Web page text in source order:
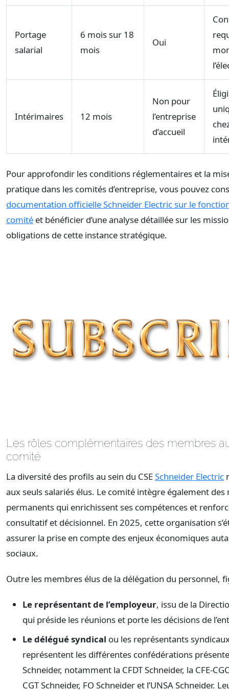
Portage
salarial
6 mois sur 18
mois
Oui
Intérimaires 12 mois
Non pour
l’entreprise
d’accueil
Pour approfondir les conditions réglementaires et la
pratique dans les comités d’entreprise, vous pouvez
documentation officielle Schneider Electric sur le
comité et bénéficier d’une analyse détaillée sur les
obligations de cette instance stratégique.
Les rôles complémentaires des membres
comité
La diversité des profils au sein du CSESchneider Electric
aux seuls salariés élus. Le comité intègre également
permanents qui enrichissent ses compétences et
consultatif et décisionnel. En 2025, cette organisation
assurer la prise en compte des enjeux économiques
sociaux.
Outre les membres élus de la délégation du personnel,
Le représentant de l’employeur, issu de la
qui préside les réunions et porte les décisions de
Le délégué syndical ou les représentants
représentent les différentes confédérations
Schneider, notamment la CFDT Schneider, la CFE-
CGT Schneider, FO Schneider et l’UNSA Schneider.